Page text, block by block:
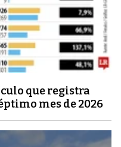
que registra
mes de 2026